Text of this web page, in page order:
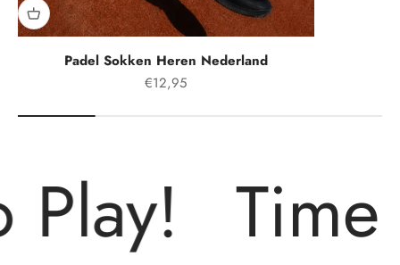
Padel Sokken Heren Nederland
Aanbiedingsprijs
€12,95
Time